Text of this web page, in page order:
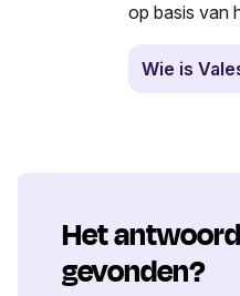
op basis van
Wie is
Het
gevonden?